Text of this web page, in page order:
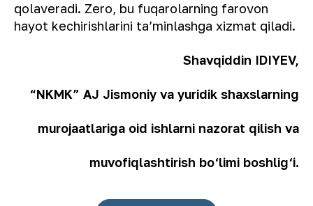
qolaveradi. Zero, bu fuqarolarning farovon
hayot kechirishlarini ta’minlashga xizmat qiladi.
Shavqiddin IDIYEV,
“NKMK” AJ Jismoniy va yuridik shaxslarning
murojaatlariga oid ishlarni nazorat qilish va
muvofiqlashtirish bo‘limi boshlig‘i.